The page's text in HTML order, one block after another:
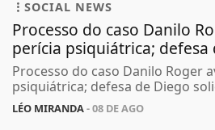
SOCIAL NEWS
Processo do caso Danilo
perícia psiquiátrica; defesa
Processo do caso Danilo Roger
psiquiátrica; defesa de Diego
LÉO MIRANDA- 08 DE AGO